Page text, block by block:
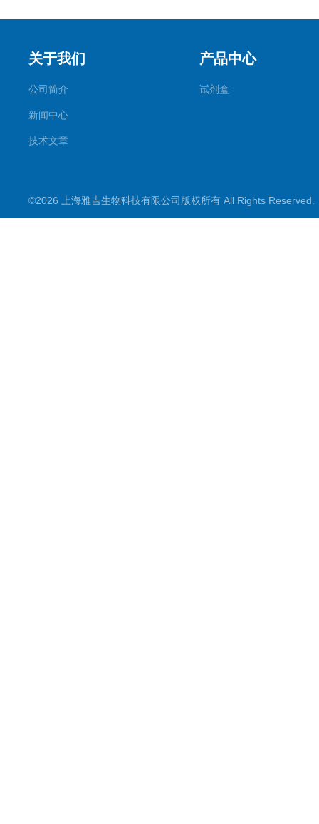
关于我们
公司简介
新闻中心
技术文章
产品中心
试剂盒
©2026 上海雅吉生物科技有限公司版权所有 All Rights